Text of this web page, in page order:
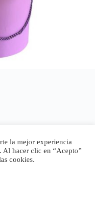
la mejor experiencia
Al hacer clic en “Acepto”
cookies.